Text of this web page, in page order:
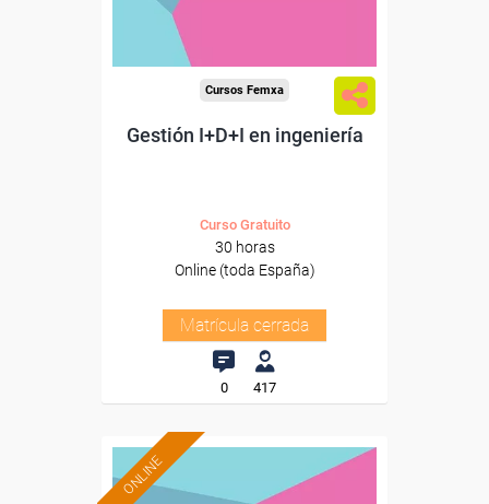
Cursos Femxa
Gestión I+D+I en ingeniería
Curso Gratuito
30 horas
Online (toda España)
Matrícula cerrada
0 417
ONLINE